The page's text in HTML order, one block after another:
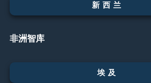
新西兰
非洲智库
埃及